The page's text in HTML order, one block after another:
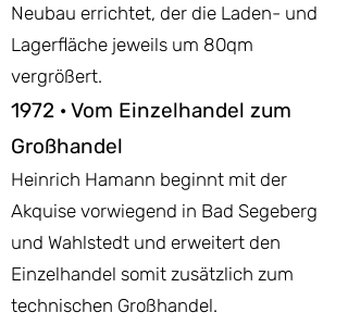
Neubau errichtet, der die Laden- und
Lagerfläche jeweils um 80qm
vergrößert.
1972 · Vom Einzelhandel zum
Großhandel
Heinrich Hamann beginnt mit der
Akquise vorwiegend in Bad Segeberg
und Wahlstedt und erweitert den
Einzelhandel somit zusätzlich zum
technischen Großhandel.